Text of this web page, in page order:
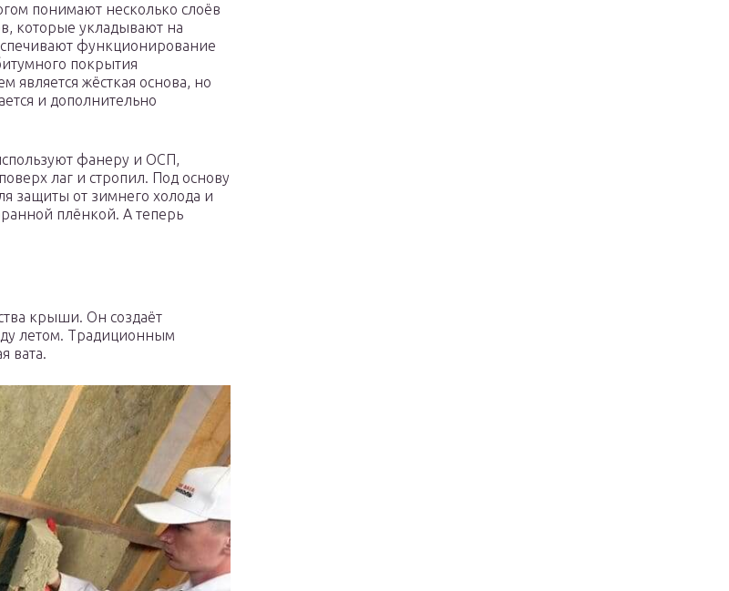
понимают несколько слоёв
которые укладывают на
функционирование
покрытия
является жёсткая основа, но
и дополнительно
фанеру и ОСП,
лаг и стропил. Под основу
защиты от зимнего холода и
плёнкой. А теперь
крыши. Он создаёт
летом. Традиционным
вата.